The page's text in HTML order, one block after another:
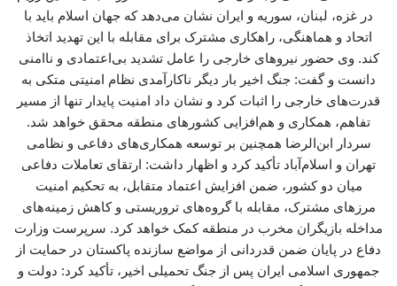
در غزه، لبنان، سوریه و ایران نشان می‌دهد که جهان اسلام باید با
اتحاد و هماهنگی، راهکاری مشترک برای مقابله با این تهدید اتخاذ
کند. وی حضور نیروهای خارجی را عامل تشدید بی‌اعتمادی و ناامنی
دانست و گفت: جنگ اخیر بار دیگر ناکارآمدی نظام امنیتی متکی به
قدرت‌های خارجی را اثبات کرد و نشان داد امنیت پایدار تنها از مسیر
تفاهم، همکاری و هم‌افزایی کشورهای منطقه محقق خواهد شد.
سردار ابن‌الرضا همچنین بر توسعه همکاری‌های دفاعی و نظامی
تهران و اسلام‌آباد تأکید کرد و اظهار داشت: ارتقای تعاملات دفاعی
میان دو کشور، ضمن افزایش اعتماد متقابل، به تحکیم امنیت
مرزهای مشترک، مقابله با گروه‌های تروریستی و کاهش زمینه‌های
مداخله بازیگران مخرب در منطقه کمک خواهد کرد. سرپرست وزارت
دفاع در پایان ضمن قدردانی از مواضع سازنده پاکستان در حمایت از
جمهوری اسلامی ایران پس از جنگ تحمیلی اخیر، تأکید کرد: دولت و